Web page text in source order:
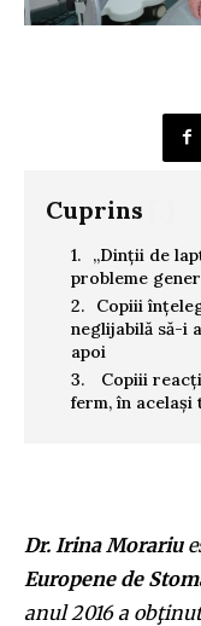
Cuprins
„Dinții de
probleme
Copiii
neglijabilă să-i
apoi
Copiii
ferm, în același
Dr. Irina Morariu
Europene de
anul 2016 a